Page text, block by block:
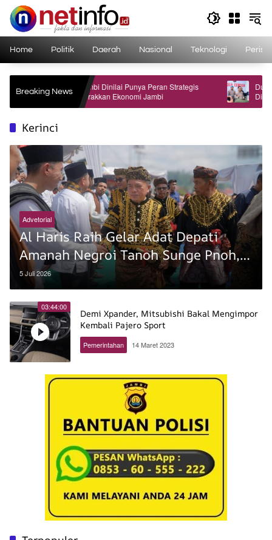
Langsung
konten
Home Politik Daerah Nasional Teknologi
Breaking News
Bank Jambi Dinilai Punya Peran Strategis
Menggerakkan Ekonomi Jambi
Dua Oknum
Diduga
Polri
Kerinci
Advetorial
Al Haris Raih Gelar Adat Depati
Amanah Negroi Tanoh Sunge Pnoh,
Ajak Generasi Muda Lestarikan
Budaya
5 Juli 2026
03:44:00
Demi Xpander, Mitsubishi Bakal Mengimpor
Kembali Pajero Sport
Pemerintahan 14 Maret 2023